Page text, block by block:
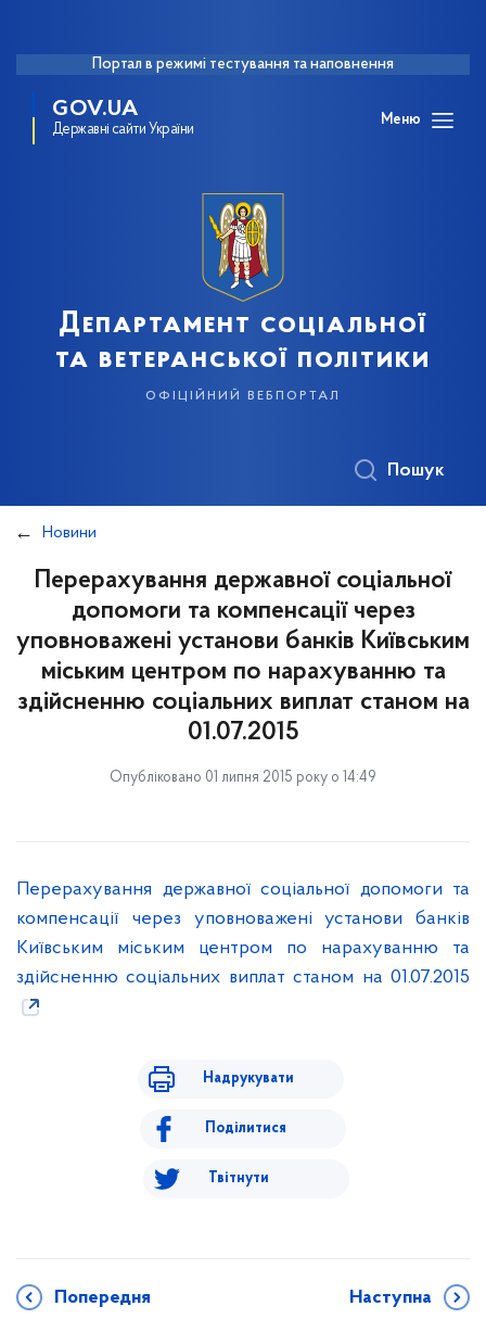
Портал в режимі тестування та наповнення
GOV.UA
Державні сайти України
Меню
Департамент соціальної
та ветеранської політики
офіційний вебпортал
Пошук
Новини
Перерахування державної соціальної
допомоги та компенсації через
уповноважені установи банків Київським
міським центром по нарахуванню та
здійсненню соціальних виплат станом на
01.07.2015
Опубліковано 01 липня 2015 року о 14:49
Перерахування державної соціальної допомоги та
компенсації через уповноважені установи банків
Київським міським центром по нарахуванню та
здійсненню соціальних виплат станом на 01.07.2015
Надрукувати
Поділитися
Твітнути
Попередня Наступна